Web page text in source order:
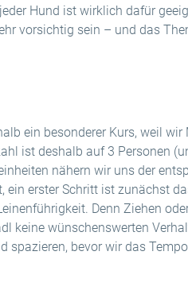
Hund ist wirklich dafür
vorsichtig sein – und das
ein besonderer Kurs, weil wir
ist deshalb auf 3 Personen
nähern wir uns der
ein erster Schritt ist zunächst
Denn Ziehen
keine wünschenswerten
spazieren, bevor wir das